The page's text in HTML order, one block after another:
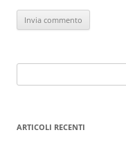
per:
ARTICOLI RECENTI